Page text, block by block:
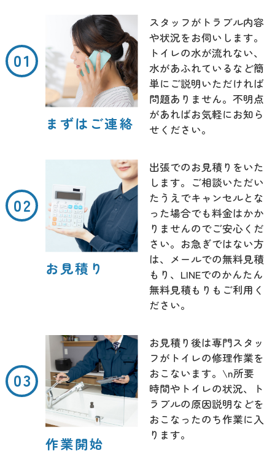
まずはご連絡
スタッフがトラブル内容
や状況をお伺いします。
トイレの水が流れない、
水があふれているなど簡
単にご説明いただければ
問題ありません。不明点
があればお気軽にお知ら
せください。
お見積り
出張でのお見積りをいた
します。ご相談いただい
たうえでキャンセルとな
った場合でも料金はかか
りませんのでご安心くだ
さい。お急ぎではない方
は、メールでの無料見積
もり、LINEでのかんたん
無料見積もりもご利用く
ださい。
作業開始
お見積り後は専門スタッ
フがトイレの修理作業を
おこないます。\n所要
時間やトイレの状況、ト
ラブルの原因説明などを
おこなったのち作業に入
ります。